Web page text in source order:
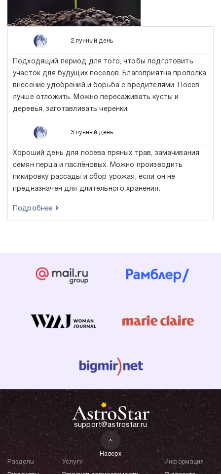
2 лунный день
Подходящий период для того, чтобы подготовить
участок для будущих посевов. Благоприятна прополка,
внесение удобрений и борьба с вредителями. Посев
лучше отложить. Можно пересаживать кусты и
деревья, заготавливать черенки.
3 лунный день
Хороший день для посева пряных трав, замачивания
семян перца и паслёновых. Можно производить
пикировку рассады и сбор урожая, если он не
предназначен для длительного хранения.
Подробнее
support@astrostar.ru
Наверх
Разделы Услуги Информация